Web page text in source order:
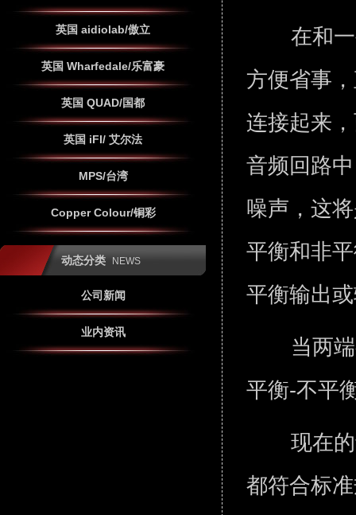
英国 aidiolab/傲立
英国 Wharfedale/乐富豪
英国 QUAD/国都
英国 iFI/ 艾尔法
MPS/台湾
Copper Colour/铜彩
动态分类 NEWS
公司新闻
业内资讯
在和
方便省事
连接起来
音频回路
噪声，这
平衡和非
平衡输出
当两
平衡-不平
现在
都符合标